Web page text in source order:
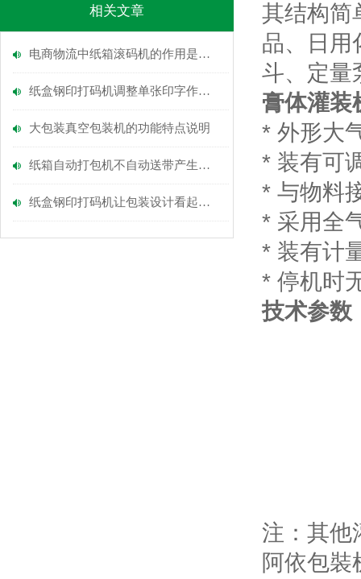
相关文章
电商物流中纸箱滚码机的作用是什么？
纸盒钢印打码机调整单张印字作业的操作过程
大包装真空包装机的功能特点说明
纸箱自动打包机不自动送带产生的原因
纸盒钢印打码机让包装设计看起来更加高大上。
其结构简
品、日用
斗、定量
膏体灌装
* 外形大
* 装有可
* 与物料
* 采用全
* 装有计
* 停机时
技术参数
注：其他
阿依包裝